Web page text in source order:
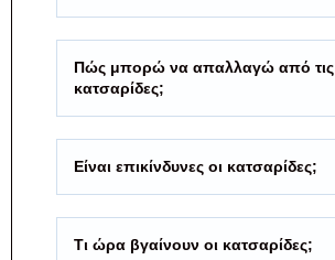
Πώς μπορώ να απαλλαγώ από τις
κατσαρίδες;
Είναι επικίνδυνες οι κατσαρίδες;
Τι ώρα βγαίνουν οι κατσαρίδες;